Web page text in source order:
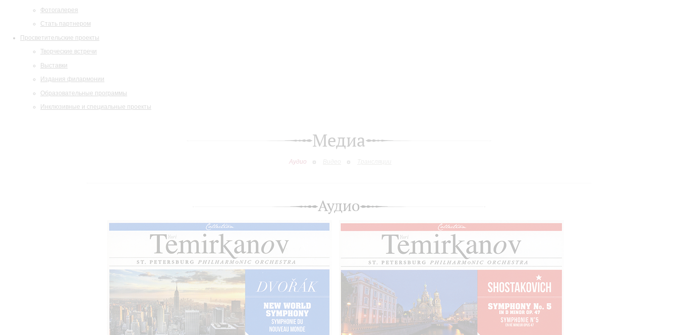
Фотогалерея
Стать партнером
Просветительские проекты
Творческие встречи
Выставки
Издания филармонии
Образовательные программы
Инклюзивные и специальные проекты
Медиа
Аудио
Аудио